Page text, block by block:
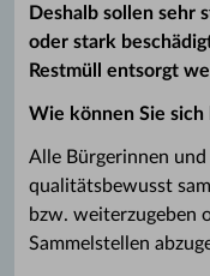
Deshalb sollen sehr
oder stark
Restmüll entsorgt
Wie können Sie sich
Alle Bürgerinnen
qualitätsbewusst
bzw. weiterzugeben
Sammelstellen